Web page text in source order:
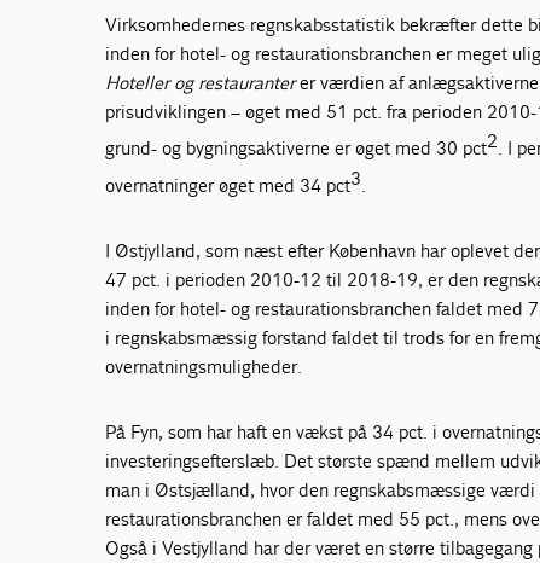
Virksomhedernes regnskabsstatistik bekræfter dette
inden for hotel- og restaurationsbranchen er meget
Hoteller og restauranterer værdien af
prisudviklingen – øget med 51 pct. fra perioden
grund- og bygningsaktiverne er øget med 30 pct2. I
overnatninger øget med 34 pct3.
I Østjylland, som næst efter København har oplevet
47 pct. i perioden 2010-12 til 2018-19, er den
inden for hotel- og restaurationsbranchen faldet med
i regnskabsmæssig forstand faldet til trods for en
overnatningsmuligheder.
På Fyn, som har haft en vækst på 34 pct. i
investeringsefterslæb. Det største spænd mellem
man i Østsjælland, hvor den regnskabsmæssige værdi
restaurationsbranchen er faldet med 55 pct., mens
Også i Vestjylland har der været en større